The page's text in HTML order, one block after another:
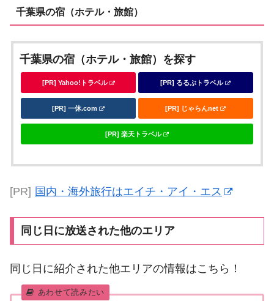
千葉県の宿（ホテル・旅館）
千葉県の宿（ホテル・旅館）を探す
[PR] Yahoo!トラベル [PR] るるぶトラベル
[PR] 一休.com [PR] じゃらんnet
[PR] 楽天トラベル
[PR] 国内・海外旅行はエイチ・アイ・エス
同じ日に放送された他のエリア
同じ日に紹介された他エリアの情報はこちら！